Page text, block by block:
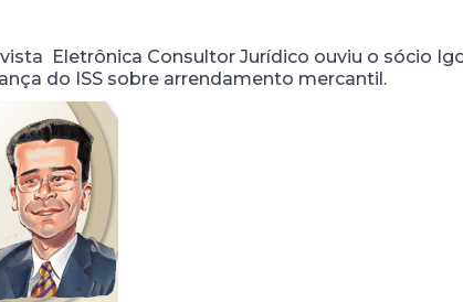
Eletrônica Consultor Jurídico ouviu o sócio
do ISS sobre arrendamento mercantil.